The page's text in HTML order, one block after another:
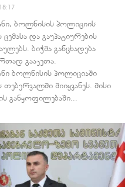
ბოლნისის პოლიციის
და გაუპატიურების
ბიჭმა განცხადება
გააკეთა.
ბოლნისის პოლიციაში
მიიყვანეს. მისი
განყოფილებაში...